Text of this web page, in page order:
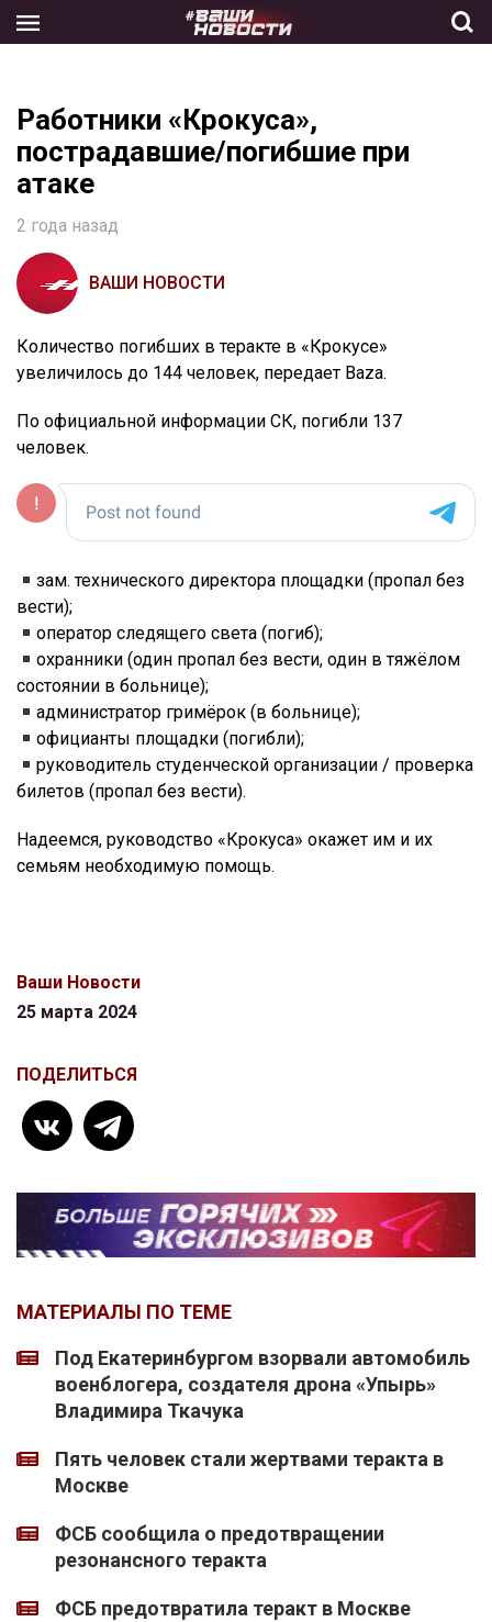
the
Работники «Крокуса»,
пострадавшие/погибшие при
атаке
2 года назад
ВАШИ НОВОСТИ
Количество погибших в теракте в «Крокусе»
увеличилось до 144 человек, передает Baza.
По официальной информации СК, погибли 137
человек.
зам. технического директора площадки (пропал без
вести);
оператор следящего света (погиб);
охранники (один пропал без вести, один в тяжёлом
состоянии в больнице);
администратор гримёрок (в больнице);
официанты площадки (погибли);
руководитель студенческой организации / проверка
билетов (пропал без вести).
Надеемся, руководство «Крокуса» окажет им и их
семьям необходимую помощь.
Ваши Новости
25 марта 2024
ПОДЕЛИТЬСЯ
МАТЕРИАЛЫ ПО ТЕМЕ
Под Екатеринбургом взорвали автомобиль
военблогера, создателя дрона «Упырь»
Владимира Ткачука
Пять человек стали жертвами теракта в
Москве
ФСБ сообщила о предотвращении
резонансного теракта
ФСБ предотвратила теракт в Москве